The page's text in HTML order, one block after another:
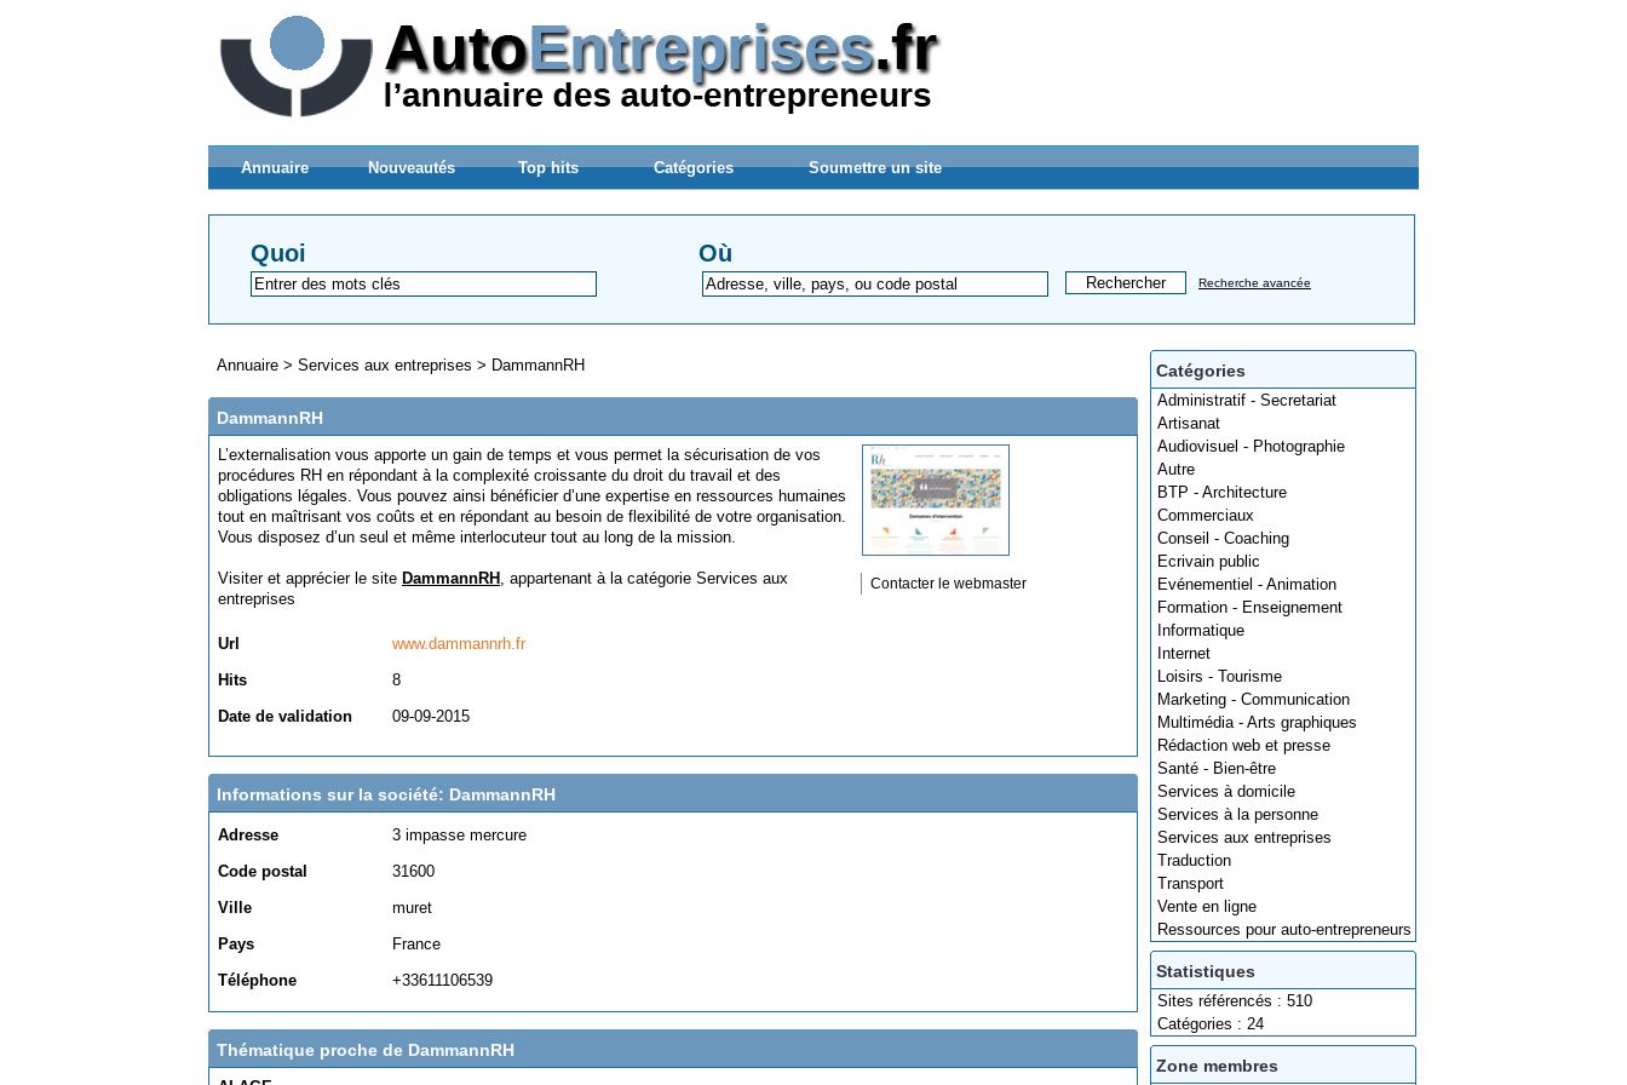
Annuaire Nouveautés Top hits Catégories Soumettre un site
Quoi Où
Recherche avancée
Catégories
Administratif - Secretariat
Artisanat
Audiovisuel - Photographie
Autre
BTP - Architecture
Commerciaux
Conseil - Coaching
Ecrivain public
Evénementiel - Animation
Formation - Enseignement
Informatique
Internet
Loisirs - Tourisme
Marketing - Communication
Multimédia - Arts graphiques
Rédaction web et presse
Santé - Bien-être
Services à domicile
Services à la personne
Services aux entreprises
Traduction
Transport
Vente en ligne
Ressources pour auto-entrepreneurs
Statistiques
Sites référencés : 510
Catégories : 24
Zone membres
Annuaire > Services aux entreprises > DammannRH
DammannRH
L’externalisation vous apporte un gain de temps et vous permet la sécurisation de vos
procédures RH en répondant à la complexité croissante du droit du travail et des
obligations légales. Vous pouvez ainsi bénéficier d’une expertise en ressources humaines
tout en maîtrisant vos coûts et en répondant au besoin de flexibilité de votre organisation.
Vous disposez d’un seul et même interlocuteur tout au long de la mission.
Visiter et apprécier le site DammannRH , appartenant à la catégorie Services aux
entreprises
Url
www.dammannrh.fr
Hits
8
Date de validation
09-09-2015
Contacter le webmaster
Informations sur la société: DammannRH
Adresse
3 impasse mercure
Code postal
31600
Ville
muret
Pays
France
Téléphone
+33611106539
Thématique proche de DammannRH